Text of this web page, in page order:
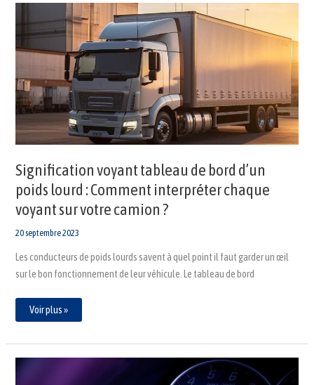
Signification voyant tableau de bord d’un
poids lourd : Comment interpréter chaque
voyant sur votre camion ?
20 septembre 2023
Les conducteurs de poids lourds savent à quel point il faut garder un œil
sur le bon fonctionnement de leur véhicule. Le tableau de bord
Signification
tableau
de
bord
d’un
lourd
:
Comment
interpréter
chaque
voyant
sur
votre
Voir plus »
Signification